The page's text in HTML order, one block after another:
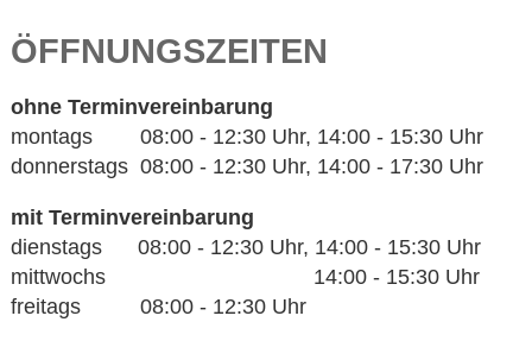
ÖFFNUNGSZEITEN
ohne Terminvereinbarung
montags 08:00 - 12:30 Uhr, 14:00 - 15:30 Uhr
donnerstags 08:00 - 12:30 Uhr, 14:00 - 17:30 Uhr
mit Terminvereinbarung
dienstags 08:00 - 12:30 Uhr, 14:00 - 15:30 Uhr
mittwochs 14:00 - 15:30 Uhr
freitags 08:00 - 12:30 Uhr